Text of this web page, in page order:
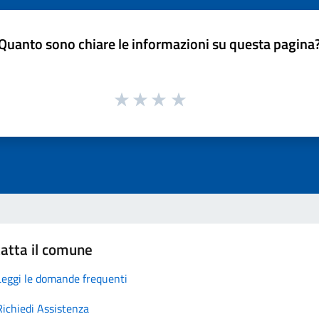
sono chiare le informazioni su questa
il comune
le domande frequenti
Assistenza